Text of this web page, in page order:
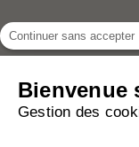
Continuer sans accepter
Bienvenue
Gestion des